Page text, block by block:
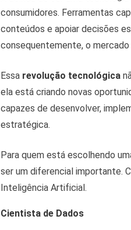
consumidores. Ferramentas
conteúdos e apoiar decisões
consequentemente, o mercado
Essa revolução tecnológica
ela está criando novas
capazes de desenvolver,
estratégica.
Para quem está escolhendo
ser um diferencial importante.
Inteligência Artificial.
Cientista de Dados